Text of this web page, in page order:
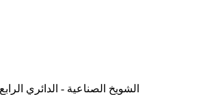
الشويخ الصناعية - الدائري